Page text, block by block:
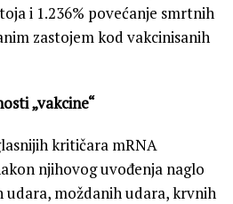
i 1.236% povećanje smrtnih
zastojem kod vakcinisanih
„vakcine“
kritičara mRNA
njihovog uvođenja naglo
udara, moždanih udara, krvnih